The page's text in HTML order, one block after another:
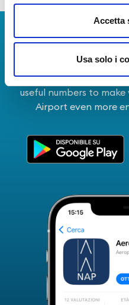
Accetta
Usa solo i
The Guide to Naples
Real-time information
useful numbers to
Airport even more